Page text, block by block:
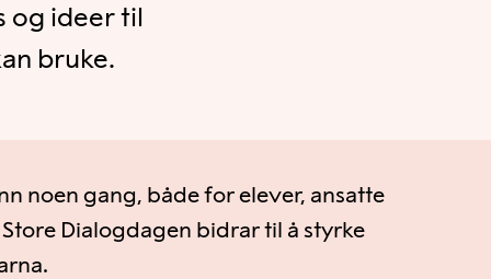
og ideer til
bruke.
noen gang, både for elever, ansatte
Dialogdagen bidrar til å styrke